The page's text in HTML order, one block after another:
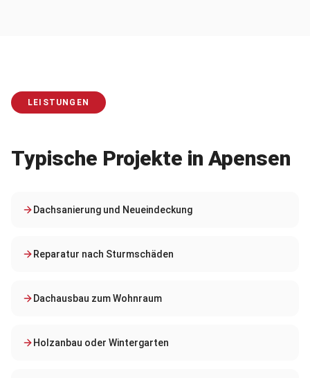
LEISTUNGEN
Typische Projekte in Apensen
Dachsanierung und Neueindeckung
Reparatur nach Sturmschäden
Dachausbau zum Wohnraum
Holzanbau oder Wintergarten